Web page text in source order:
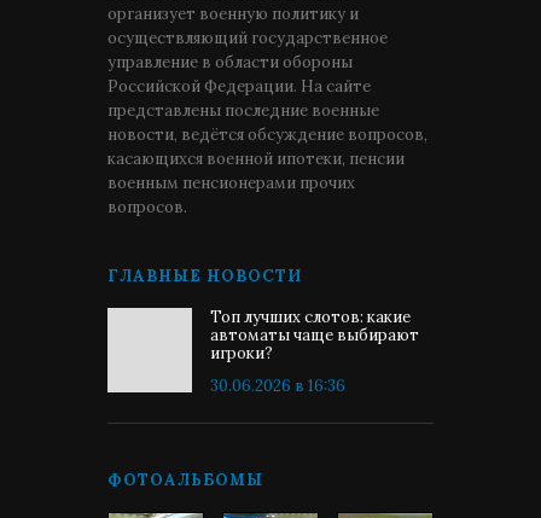
организует военную политику и
осуществляющий государственное
управление в области обороны
Российской Федерации. На сайте
представлены последние военные
новости, ведётся обсуждение вопросов,
касающихся военной ипотеки, пенсии
военным пенсионерами прочих
вопросов.
ГЛАВНЫЕ НОВОСТИ
Топ лучших слотов: какие
автоматы чаще выбирают
игроки?
30.06.2026 в 16:36
ФОТОАЛЬБОМЫ